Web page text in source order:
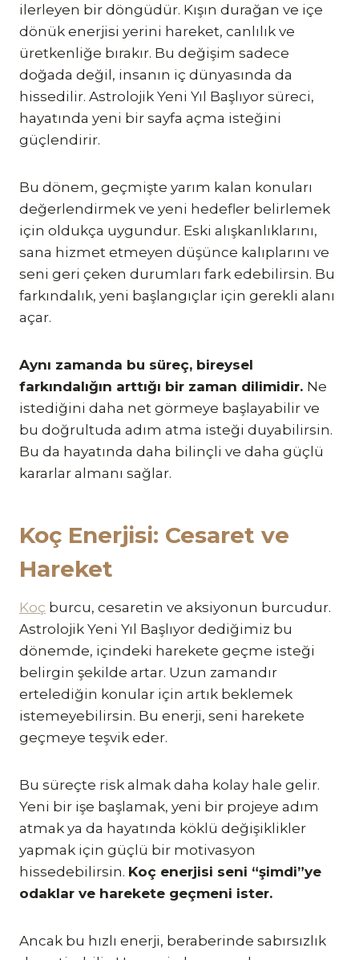
ilerleyen bir döngüdür. Kışın durağan ve içe
dönük enerjisi yerini hareket, canlılık ve
üretkenliğe bırakır. Bu değişim sadece
doğada değil, insanın iç dünyasında da
hissedilir. Astrolojik Yeni Yıl Başlıyor süreci,
hayatında yeni bir sayfa açma isteğini
güçlendirir.
Bu dönem, geçmişte yarım kalan konuları
değerlendirmek ve yeni hedefler belirlemek
için oldukça uygundur. Eski alışkanlıklarını,
sana hizmet etmeyen düşünce kalıplarını ve
seni geri çeken durumları fark edebilirsin. Bu
farkındalık, yeni başlangıçlar için gerekli alanı
açar.
Aynı zamanda bu süreç, bireysel
farkındalığın arttığı bir zaman dilimidir. Ne
istediğini daha net görmeye başlayabilir ve
bu doğrultuda adım atma isteği duyabilirsin.
Bu da hayatında daha bilinçli ve daha güçlü
kararlar almanı sağlar.
Koç Enerjisi: Cesaret ve
Hareket
Koç burcu, cesaretin ve aksiyonun burcudur.
Astrolojik Yeni Yıl Başlıyor dediğimiz bu
dönemde, içindeki harekete geçme isteği
belirgin şekilde artar. Uzun zamandır
ertelediğin konular için artık beklemek
istemeyebilirsin. Bu enerji, seni harekete
geçmeye teşvik eder.
Bu süreçte risk almak daha kolay hale gelir.
Yeni bir işe başlamak, yeni bir projeye adım
atmak ya da hayatında köklü değişiklikler
yapmak için güçlü bir motivasyon
hissedebilirsin. Koç enerjisi seni “şimdi”ye
odaklar ve harekete geçmeni ister.
Ancak bu hızlı enerji, beraberinde sabırsızlık